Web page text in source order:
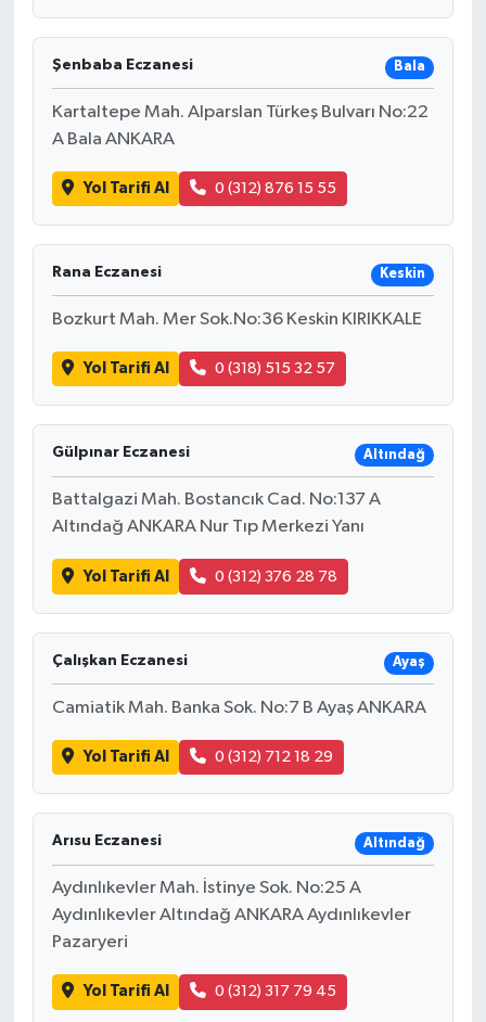
Şenbaba Eczanesi Bala
Kartaltepe Mah. Alparslan Türkeş Bulvarı No:22
A Bala ANKARA
Yol Tarifi Al 0 (312) 876 15 55
Rana Eczanesi Keskin
Bozkurt Mah. Mer Sok.No:36 Keskin KIRIKKALE
Yol Tarifi Al 0 (318) 515 32 57
Gülpınar Eczanesi Altındağ
Battalgazi Mah. Bostancık Cad. No:137 A
Altındağ ANKARA Nur Tıp Merkezi Yanı
Yol Tarifi Al 0 (312) 376 28 78
Çalışkan Eczanesi Ayaş
Camiatik Mah. Banka Sok. No:7 B Ayaş ANKARA
Yol Tarifi Al 0 (312) 712 18 29
Arısu Eczanesi Altındağ
Aydınlıkevler Mah. İstinye Sok. No:25 A
Aydınlıkevler Altındağ ANKARA Aydınlıkevler
Pazaryeri
Yol Tarifi Al 0 (312) 317 79 45